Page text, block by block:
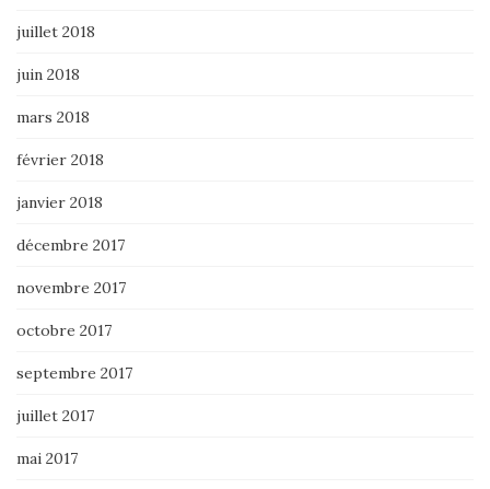
juillet 2018
juin 2018
mars 2018
février 2018
janvier 2018
décembre 2017
novembre 2017
octobre 2017
septembre 2017
juillet 2017
mai 2017